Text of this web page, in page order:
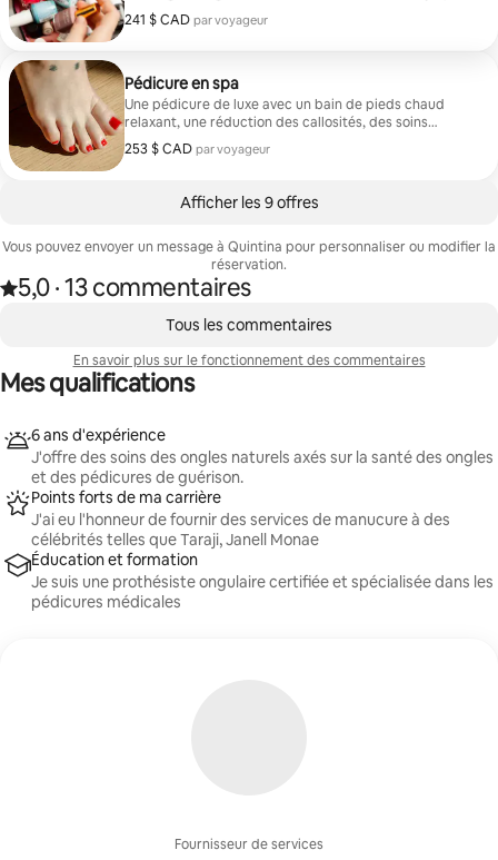
241 $ CAD par voyageur
241 $ CAD par voyageur
Pédicure en spa
Une pédicure de luxe avec un bain de pieds chaud
relaxant, une réduction des callosités, des soins
hydratants en profondeur, un gommage au sucre, un
massage léger des pieds et une serviette chaude.
253 $ CAD par voyageur
253 $ CAD par voyageur
Afficher les 9 offres
Vous pouvez envoyer un message à Quintina pour personnaliser ou modifier la
réservation.
Note de 5,0 étoile(s) sur 5 d'après 13 commentaires
5,0
, ·13 commentaires
Tous les commentaires
En savoir plus sur le fonctionnement des commentaires
Mes qualifications
Fournisseur de services
6 ans d'expérience
J'offre des soins des ongles naturels axés sur la santé des ongles
et des pédicures de guérison.
Points forts de ma carrière
J'ai eu l'honneur de fournir des services de manucure à des
célébrités telles que Taraji, Janell Monae
Éducation et formation
Je suis une prothésiste ongulaire certifiée et spécialisée dans les
pédicures médicales